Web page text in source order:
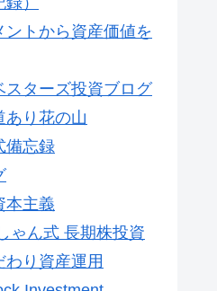
トから資産価値を
スターズ投資ブログ
あり花の山
備忘録
本主義
ゃん式 長期株投資
わり資産運用